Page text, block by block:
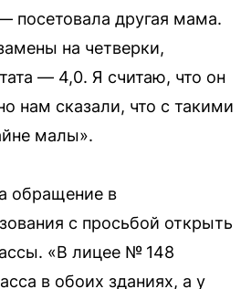
посетовала другая мама.
на четверки,
— 4,0. Я считаю, что он
нам сказали, что с такими
малы».
обращение в
с просьбой открыть
«В лицее № 148
в обоих зданиях, а у